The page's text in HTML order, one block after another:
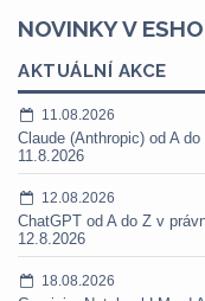
NOVINKY V
AKTUÁLNÍ AKCE
11.08.2026
Claude (Anthropic) od A
11.8.2026
12.08.2026
ChatGPT od A do Z v
12.8.2026
18.08.2026